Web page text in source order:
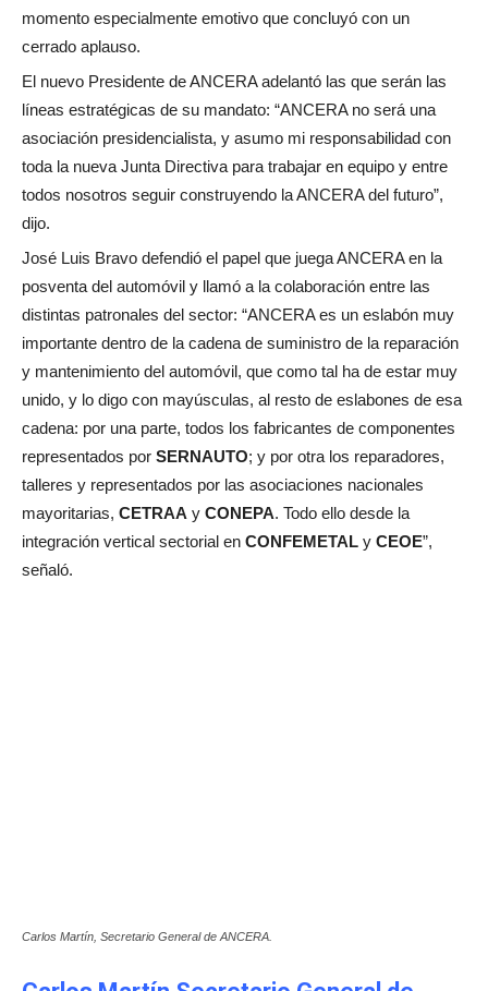
momento especialmente emotivo que concluyó con un
cerrado aplauso.
El nuevo Presidente de ANCERA adelantó las que serán las
líneas estratégicas de su mandato: “ANCERA no será una
asociación presidencialista, y asumo mi responsabilidad con
toda la nueva Junta Directiva para trabajar en equipo y entre
todos nosotros seguir construyendo la ANCERA del futuro”,
dijo.
José Luis Bravo defendió el papel que juega ANCERA en la
posventa del automóvil y llamó a la colaboración entre las
distintas patronales del sector: “ANCERA es un eslabón muy
importante dentro de la cadena de suministro de la reparación
y mantenimiento del automóvil, que como tal ha de estar muy
unido, y lo digo con mayúsculas, al resto de eslabones de esa
cadena: por una parte, todos los fabricantes de componentes
representados por SERNAUTO; y por otra los reparadores,
talleres y representados por las asociaciones nacionales
mayoritarias, CETRAA y CONEPA. Todo ello desde la
integración vertical sectorial en CONFEMETAL y CEOE”,
señaló.
Carlos Martín, Secretario General de ANCERA.